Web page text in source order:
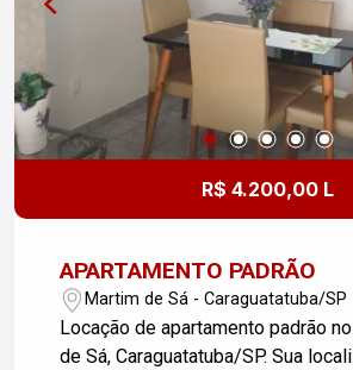
R$ 4.200,00 L
APARTAMENTO PADRÃO
Martim de Sá - Caraguatatuba/SP
Locação de apartamento padrão
de Sá, Caraguatatuba/SP. Sua